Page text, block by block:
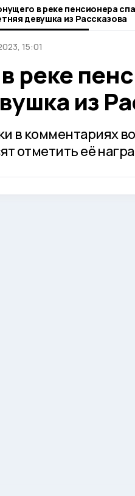
в реке пенсионера
девушка из Рассказова
15:01
реке
из
в комментариях
отметить её